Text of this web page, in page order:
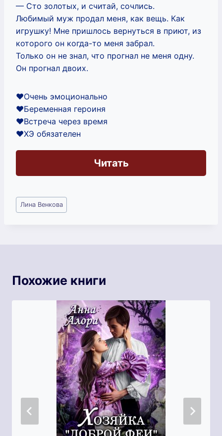
— Сто золотых, и считай, сочлись.
Любимый муж продал меня, как вещь. Как
игрушку! Мне пришлось вернуться в приют, из
которого он когда-то меня забрал.
Только он не знал, что прогнал не меня одну.
Он прогнал двоих.
❤️Очень эмоционально
❤️Беременная героиня
❤️Встреча через время
❤️ХЭ обязателен
Читать
Метки
записи:
Лина Венкова
Похожие книги